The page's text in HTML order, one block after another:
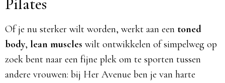
Of je nu sterker wilt worden, werkt aan een toned
body, lean muscles wilt ontwikkelen of simpelweg op
zoek bent naar een fijne plek om te sporten tussen
andere vrouwen: bij Her Avenue ben je van harte